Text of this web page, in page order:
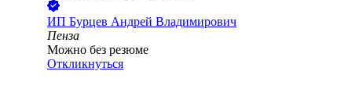
ИП Бурцев Андрей Владимирович
Пенза
Можно без резюме
Откликнуться